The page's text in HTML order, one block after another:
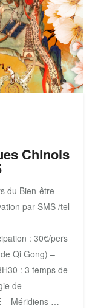
Chinois
du Bien-être
par SMS /tel
: 30€/pers
Qi Gong) –
: 3 temps de
de
– Méridiens …